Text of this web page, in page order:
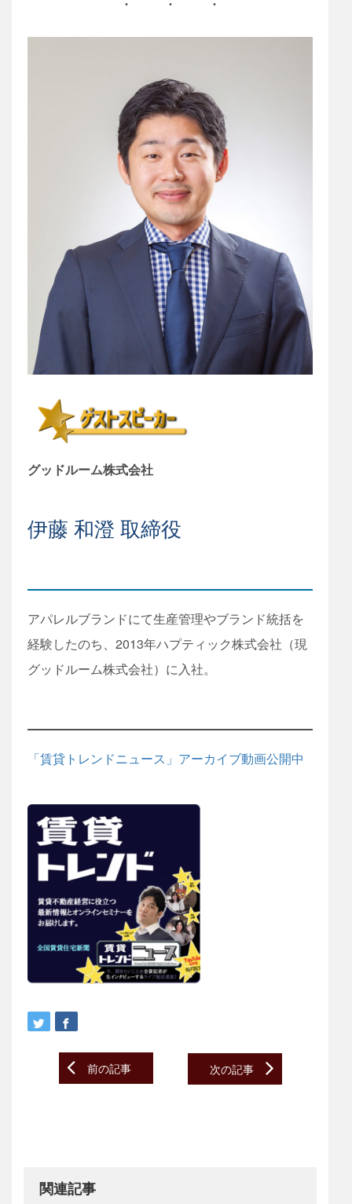
グッドルーム株式会社
伊藤 和澄 取締役
アパレルブランドにて生産管理やブランド統括を
経験したのち、2013年ハプティック株式会社（現
グッドルーム株式会社）に入社。
「賃貸トレンドニュース」アーカイブ動画公開中
Post
navigation
前の記事 次の記事
関連記事